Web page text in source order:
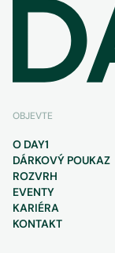
OBJEVTE
O DAY1
DÁRKOVÝ POUKAZ
ROZVRH
EVENTY
KARIÉRA
KONTAKT